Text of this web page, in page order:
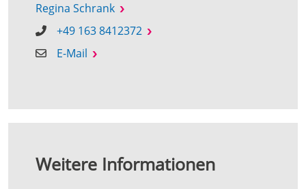
Regina Schrank
+49 163 8412372
E-Mail
Weitere Informationen